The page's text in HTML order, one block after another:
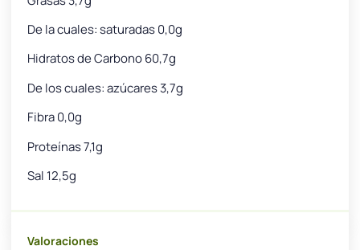
De la cuales: saturadas 0,0g
Hidratos de Carbono 60,7g
De los cuales: azúcares 3,7g
Fibra 0,0g
Proteínas 7,1g
Sal 12,5g
Valoraciones